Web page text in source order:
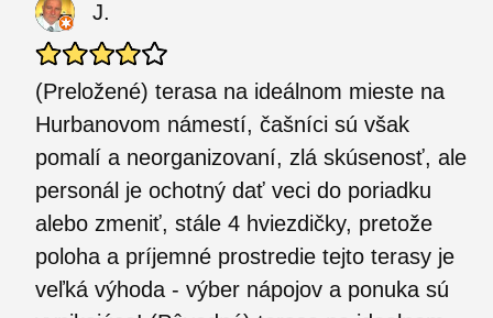
J.
(Preložené) terasa na ideálnom mieste na
Hurbanovom námestí, čašníci sú však
pomalí a neorganizovaní, zlá skúsenosť, ale
personál je ochotný dať veci do poriadku
alebo zmeniť, stále 4 hviezdičky, pretože
poloha a príjemné prostredie tejto terasy je
veľká výhoda - výber nápojov a ponuka sú